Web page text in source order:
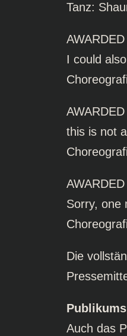
Tanz:
I could
this is not
Sorry, one
Die
Auch das